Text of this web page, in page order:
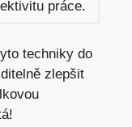
práce.
techniky do
zlepšit